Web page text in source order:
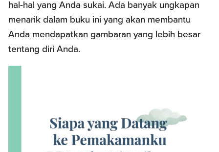
hal-hal yang Anda sukai. Ada banyak ungkapan
menarik dalam buku ini yang akan membantu
Anda mendapatkan gambaran yang lebih besar
tentang diri Anda.